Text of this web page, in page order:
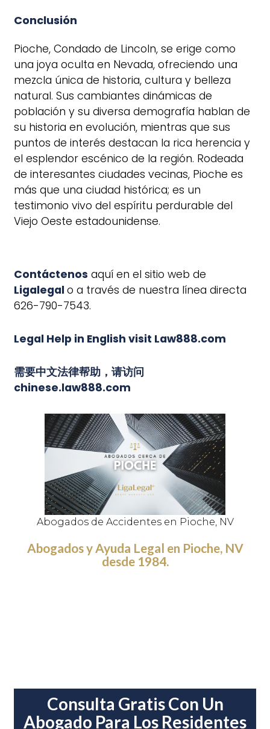
Conclusión
Pioche, Condado de Lincoln, se erige como
una joya oculta en Nevada, ofreciendo una
mezcla única de historia, cultura y belleza
natural. Sus cambiantes dinámicas de
población y su diversa demografía hablan de
su historia en evolución, mientras que sus
puntos de interés destacan la rica herencia y
el esplendor escénico de la región. Rodeada
de interesantes ciudades vecinas, Pioche es
más que una ciudad histórica; es un
testimonio vivo del espíritu perdurable del
Viejo Oeste estadounidense.
Contáctenos aquí en el sitio web de
Ligalegal o a través de nuestra línea directa
626-790-7543.
Legal Help in English visit Law888.com
需要中文法律帮助，请访问
chinese.law888.com
Abogados de Accidentes en Pioche, NV
Abogados y Ayuda Legal en Pioche, NV
desde 1984.
Consulta Gratis Con Un
Abogado Para Los Residentes